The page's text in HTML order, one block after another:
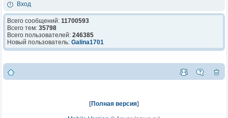
Вход
Всего сообщений: 11700593
Всего тем: 35798
Всего пользователей: 246385
Новый пользователь: Galina1701
[Полная версия]